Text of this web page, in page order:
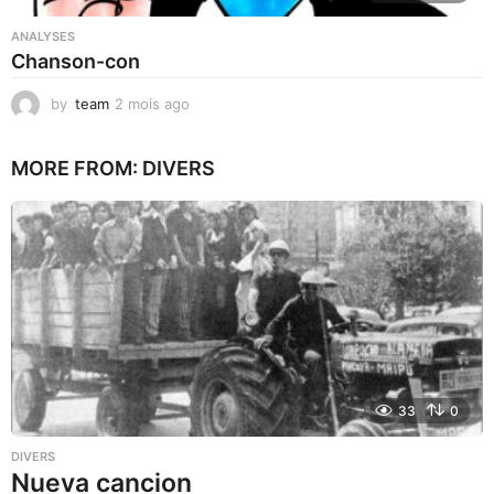
ANALYSES
Chanson-con
by team 2 mois ago
i
a
g
o
MORE FROM: DIVERS
33 0
DIVERS
Nueva cancion